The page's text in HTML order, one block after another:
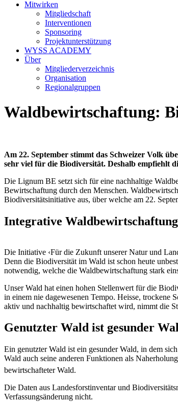
Mitwirken
Mitgliedschaft
Interventionen
Sponsoring
Projektunterstützung
WYSS ACADEMY
Über
Mitgliederverzeichnis
Organisation
Regionalgruppen
Waldbewirtschaftung:
Am 22. September stimmt das Schweizer Volk
sehr viel für die Biodiversität. Deshalb empfiehlt
Die Lignum BE setzt sich für eine nachhaltige
Bewirtschaftung durch den Menschen.
Biodiversitätsinitiative aus, über welche am 22.
Integrative Waldbewirtschaftung
Die Initiative ‹Für die Zukunft unserer Natur und
Denn die Biodiversität im Wald ist schon heute
notwendig, welche die Waldbewirtschaftung stark
Unser Wald hat einen hohen Stellenwert für die
in einem nie dagewesenen Tempo. Heisse,
aktiv und nachhaltig bewirtschaftet wird, nimmt die
Genutzter Wald ist gesunder
Ein genutzter Wald ist ein gesunder Wald, in dem
Wald auch seine anderen Funktionen als
bewirtschafteter Wald.
Die Daten aus Landesforstinventar und
Verfassungsänderung nicht.